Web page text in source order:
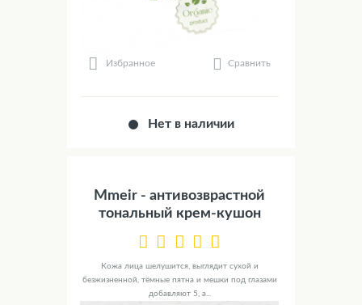
Избранное Сравнить
Нет в наличии
Mmeir - антивозврастной
тональный крем-кушон
Кожа лица шелушится, выглядит сухой и
безжизненной, тёмные пятна и мешки под глазами
добавляют 5, а...